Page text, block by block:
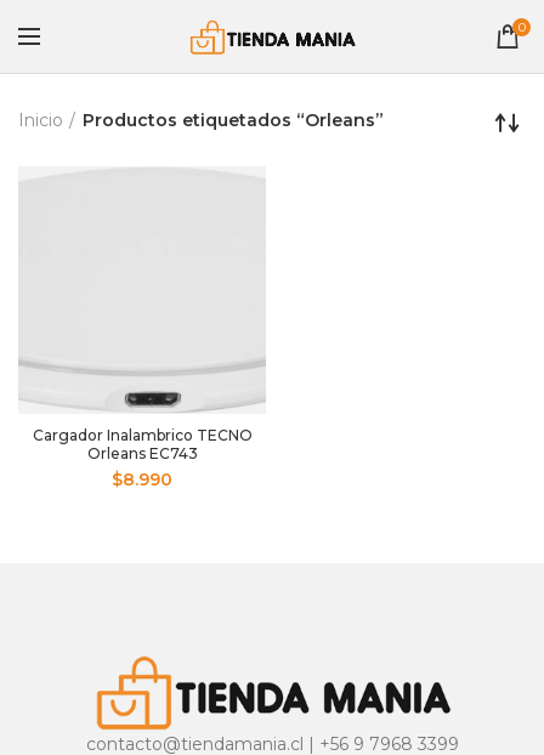
0
Inicio Productos etiquetados “Orleans”
Cargador Inalambrico TECNO
Orleans EC743
$8.990
contacto@tiendamania.cl | +56 9 7968 3399